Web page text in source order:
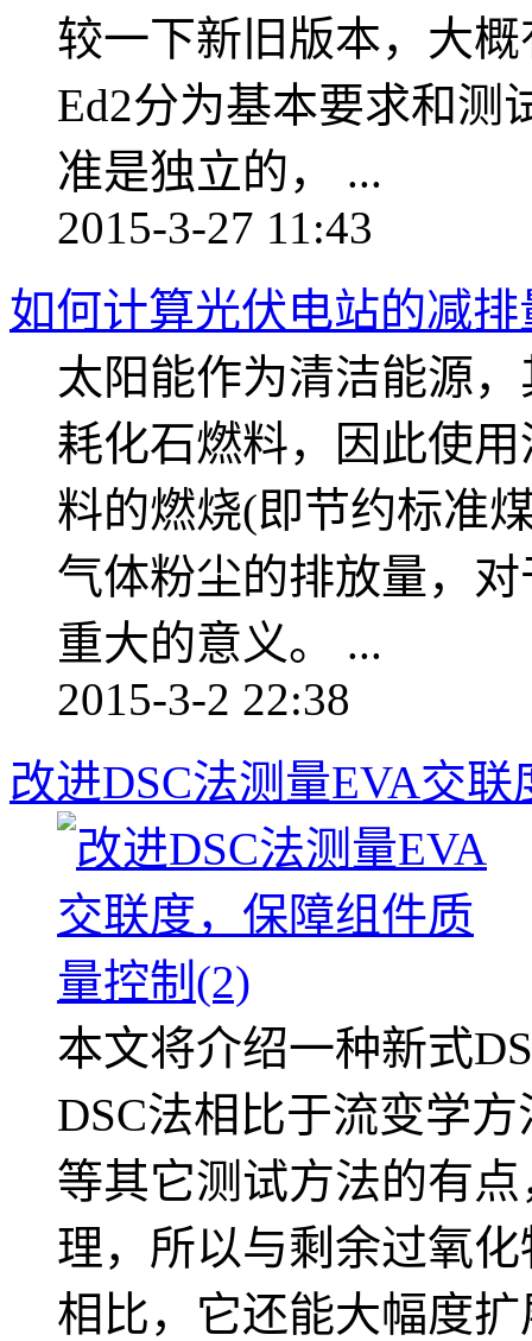
较一下新旧版本，大
Ed2分为基本要求和测
准是独立的， ...
2015-3-27 11:43
如何计算光伏电站的减排
太阳能作为清洁能源
耗化石燃料，因此使
料的燃烧(即节约标准
气体粉尘的排放量，
重大的意义。 ...
2015-3-2 22:38
改进DSC法测量EVA交
本文将介绍一种新式
DSC法相比于流变学
等其它测试方法的有
理，所以与剩余过氧
相比，它还能大幅度扩